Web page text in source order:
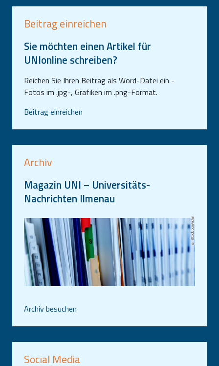
Beitrag einreichen
Sie möchten einen Artikel für
UNIonline schreiben?
Reichen Sie Ihren Beitrag als Word-Datei ein -
Fotos im .jpg-, Grafiken im .png-Format.
Beitrag einreichen
Archiv
Magazin UNI – Universitäts-
Nachrichten Ilmenau
iStock.com/uchar
Archiv besuchen
Social Media